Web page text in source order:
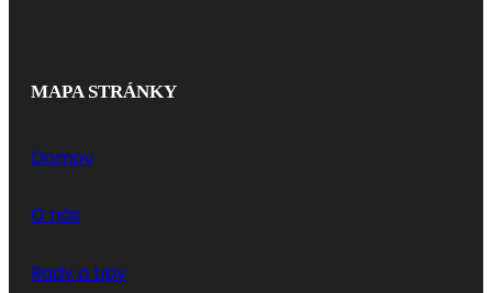
MAPA STRÁNKY
Domov
O nás
Rady a tipy